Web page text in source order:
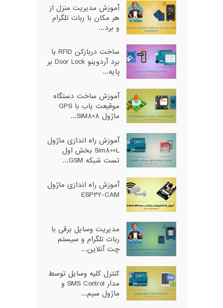
آموزش مدیریت منزل از
هر مکان با ربات تلگرام
و برد...
ساخت دربازکن RFID با
برد آردوینو Door Lock بر
پایه...
آموزش ساخت دستگاه
موقیعت یاب با GPS
ماژول SIM808...
آموزش راه اندازی ماژول
Sim800L بخش اول
تست شبکه GSM...
آموزش راه اندازی ماژول
ESP32-CAM
مدیریت وسایل برقی با
ربات تلگرام و سیستم
چت آنلاین...
کنترل کلیه وسایل توسط
مدار SMS Control و
ماژول سیم...